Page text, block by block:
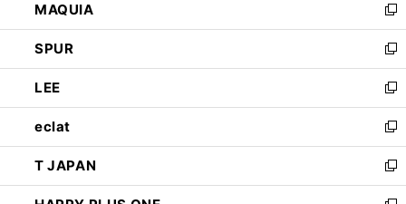
ド
ウ
で
開
く
ィ
ン
ド
ウ
で
開
く
い
ウ
ィ
ン
ド
ウ
で
開
く
MAQUIA
新
し
い
ウ
ィ
ン
ド
ウ
で
開
SPUR
新
し
い
ウ
ィ
ン
ド
ウ
LEE
新
し
い
ウ
ィ
ン
eclat
新
し
い
ウ
T JAPAN
新
し